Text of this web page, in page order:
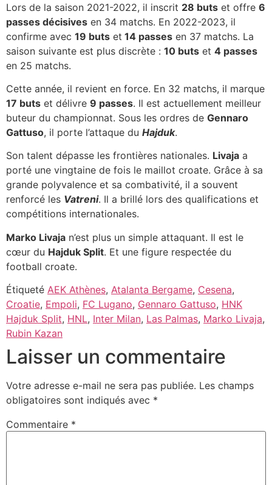
Lors de la saison 2021-2022, il inscrit 28 buts et offre 6
passes décisives en 34 matchs. En 2022-2023, il
confirme avec 19 buts et 14 passes en 37 matchs. La
saison suivante est plus discrète : 10 buts et 4 passes
en 25 matchs.
Cette année, il revient en force. En 32 matchs, il marque
17 buts et délivre 9 passes. Il est actuellement meilleur
buteur du championnat. Sous les ordres de Gennaro
Gattuso, il porte l’attaque du Hajduk.
Son talent dépasse les frontières nationales. Livaja a
porté une vingtaine de fois le maillot croate. Grâce à sa
grande polyvalence et sa combativité, il a souvent
renforcé les Vatreni. Il a brillé lors des qualifications et
compétitions internationales.
Marko Livaja n’est plus un simple attaquant. Il est le
cœur du Hajduk Split. Et une figure respectée du
football croate.
Étiqueté AEK Athènes, Atalanta Bergame, Cesena,
Croatie, Empoli, FC Lugano, Gennaro Gattuso, HNK
Hajduk Split, HNL, Inter Milan, Las Palmas, Marko Livaja,
Rubin Kazan
Laisser un commentaire
Votre adresse e-mail ne sera pas publiée. Les champs
obligatoires sont indiqués avec *
Commentaire *